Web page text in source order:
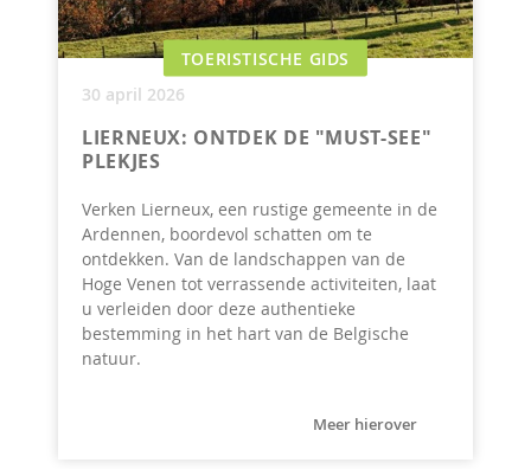
TOERISTISCHE GIDS
30 april 2026
LIERNEUX: ONTDEK DE "MUST-SEE"
PLEKJES
Verken Lierneux, een rustige gemeente in de
Ardennen, boordevol schatten om te
ontdekken. Van de landschappen van de
Hoge Venen tot verrassende activiteiten, laat
u verleiden door deze authentieke
bestemming in het hart van de Belgische
natuur.
Meer hierover